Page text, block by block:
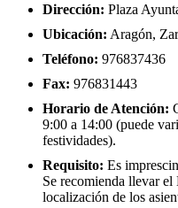
Dirección: Plaza
Ubicación: Aragón,
Teléfono: 976837436
Fax: 976831443
Horario de Atención:
9:00 a 14:00 (puede
festividades).
Requisito: Es
Se recomienda llevar
localización de los